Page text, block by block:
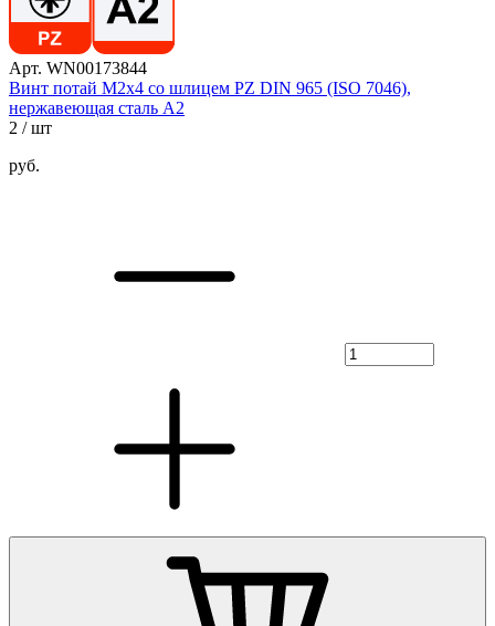
Арт. WN00173844
Винт потай М2х4 со шлицем PZ DIN 965 (ISO 7046),
нержавеющая сталь А2
2 / шт
руб.